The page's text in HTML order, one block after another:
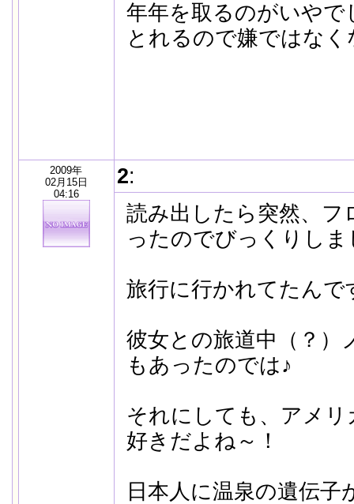
年年を取るのがいやで
とれるので嫌ではな
2009年
02月15日
04:16
2:
読み出したら突然、フ
ったのでびっくりしま
旅行に行かれてたんで
彼女との旅道中（？）
もあったのでは♪
それにしても、アメ
好きだよね～！
日本人に温泉の遺伝